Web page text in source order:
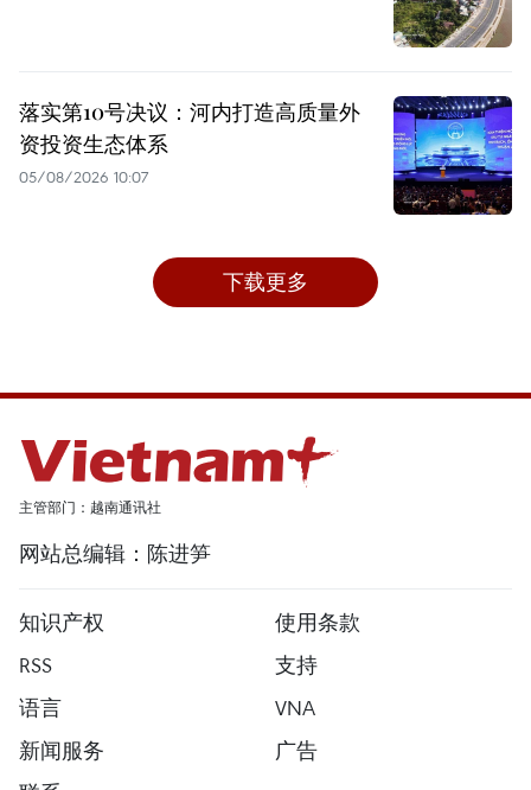
落实第10号决议：河内打造高质量外
资投资生态体系
05/08/2026 10:07
下载更多
主管部门：越南通讯社
网站总编辑：陈进笋
知识产权
使用条款
RSS
支持
语言
VNA
新闻服务
广告